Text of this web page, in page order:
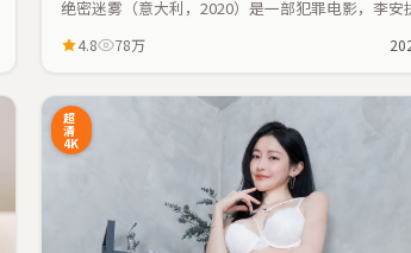
绝密迷雾（意大利，2020）是一部犯罪电影，李安
凑。
4.8 78万
超
清
4K